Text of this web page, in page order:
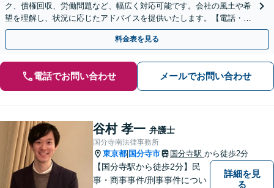
ク、債権回収、労働問題など、幅広く対応可能です。会社の風土や希
望を理解し、状況に応じたアドバイスを提供いたします。【電話・メ
ール相談可】
料金表を見る
電話でお問い合わせ メールでお問い合わせ
谷村 孝一 弁護士
国分寺南法律事務所
東京都 国分寺市 国分寺駅 から徒歩2分
【国分寺駅から徒歩2分】民
事・商事事件/刑事事件につい
詳細を見
る